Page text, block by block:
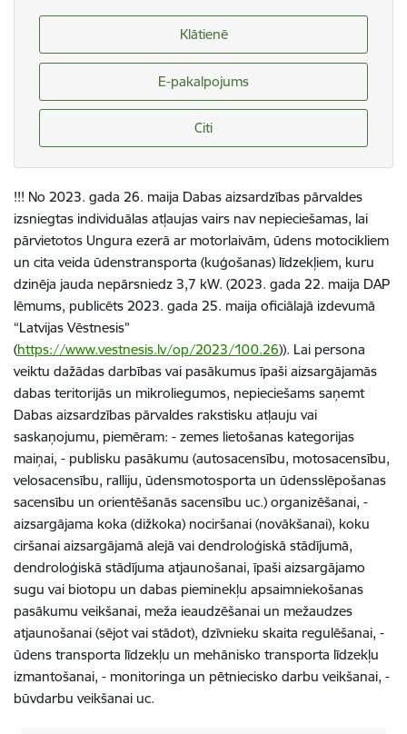
Klātienē
E-pakalpojums
Citi
!!! No 2023. gada 26. maija Dabas aizsardzības pārvaldes
izsniegtas individuālas atļaujas vairs nav nepieciešamas, lai
pārvietotos Ungura ezerā ar motorlaivām, ūdens motocikliem
un cita veida ūdenstransporta (kuģošanas) līdzekļiem, kuru
dzinēja jauda nepārsniedz 3,7 kW. (2023. gada 22. maija DAP
lēmums, publicēts 2023. gada 25. maija oficiālajā izdevumā
“Latvijas Vēstnesis”
(https://www.vestnesis.lv/op/2023/100.26)). Lai persona
veiktu dažādas darbības vai pasākumus īpaši aizsargājamās
dabas teritorijās un mikroliegumos, nepieciešams saņemt
Dabas aizsardzības pārvaldes rakstisku atļauju vai
saskaņojumu, piemēram: - zemes lietošanas kategorijas
maiņai, - publisku pasākumu (autosacensību, motosacensību,
velosacensību, ralliju, ūdensmotosporta un ūdensslēpošanas
sacensību un orientēšanās sacensību uc.) organizēšanai, -
aizsargājama koka (dižkoka) nociršanai (novākšanai), koku
ciršanai aizsargājamā alejā vai dendroloģiskā stādījumā,
dendroloģiskā stādījuma atjaunošanai, īpaši aizsargājamo
sugu vai biotopu un dabas pieminekļu apsaimniekošanas
pasākumu veikšanai, meža ieaudzēšanai un mežaudzes
atjaunošanai (sējot vai stādot), dzīvnieku skaita regulēšanai, -
ūdens transporta līdzekļu un mehānisko transporta līdzekļu
izmantošanai, - monitoringa un pētniecisko darbu veikšanai, -
būvdarbu veikšanai uc.